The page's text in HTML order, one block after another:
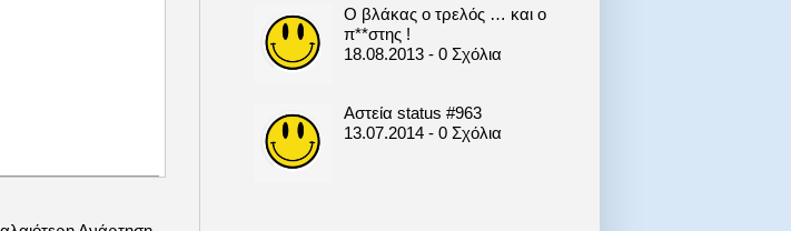
Ο βλάκας ο τρελός … και ο
π**στης !
18.08.2013 - 0 Σχόλια
Αστεία status #963
13.07.2014 - 0 Σχόλια